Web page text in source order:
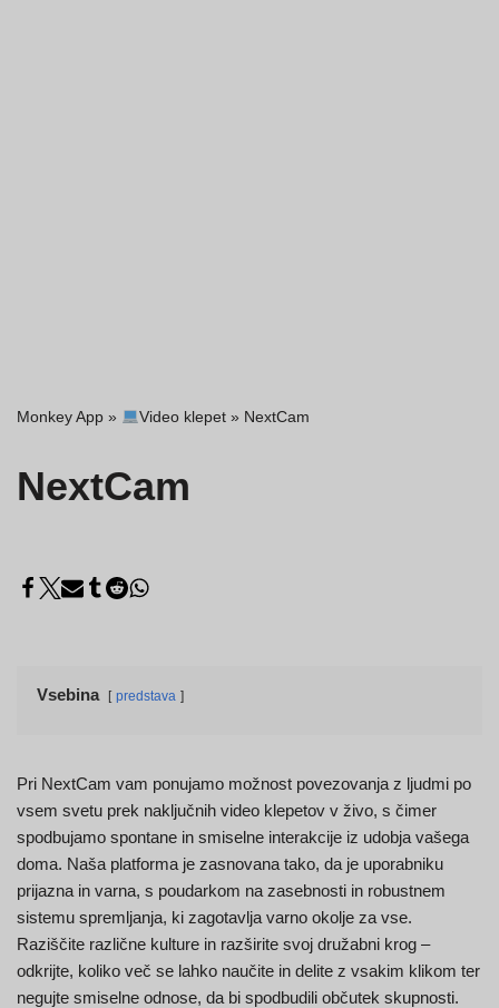
Monkey App » Video klepet» NextCam
NextCam
Vsebina predstava
Pri NextCam vam ponujamo možnost povezovanja z ljudmi po
vsem svetu prek naključnih video klepetov v živo, s čimer
spodbujamo spontane in smiselne interakcije iz udobja vašega
doma. Naša platforma je zasnovana tako, da je uporabniku
prijazna in varna, s poudarkom na zasebnosti in robustnem
sistemu spremljanja, ki zagotavlja varno okolje za vse.
Raziščite različne kulture in razširite svoj družabni krog –
odkrijte, koliko več se lahko naučite in delite z vsakim klikom ter
negujte smiselne odnose, da bi spodbudili občutek skupnosti.